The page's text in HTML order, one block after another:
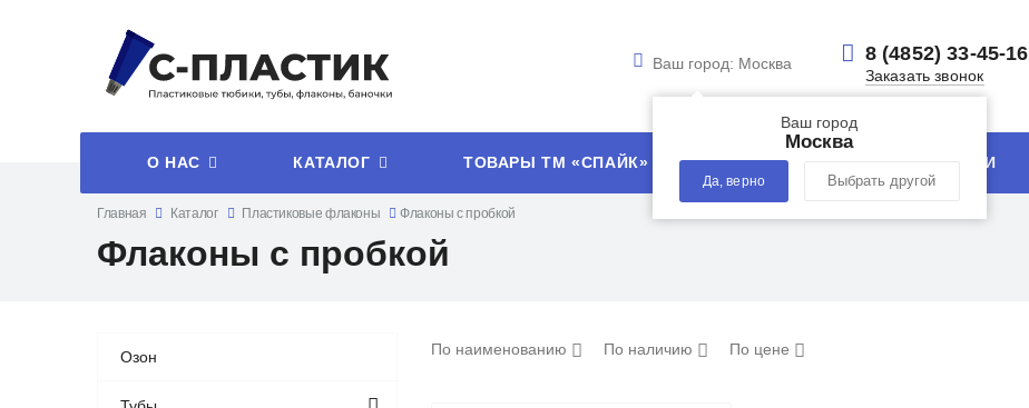
Ваш город: Москва
Ваш город
Москва
Да, верно Выбрать другой
8 (4852) 33-45-16
Заказать звонок
О НАС КАТАЛОГ ТОВАРЫ ТМ «СПАЙК» УСЛУГИ ТЕХНОЛОГИИ
Главная Каталог Пластиковые флаконы Флаконы с пробкой
Флаконы с пробкой
Озон По наименованию По наличию По цене